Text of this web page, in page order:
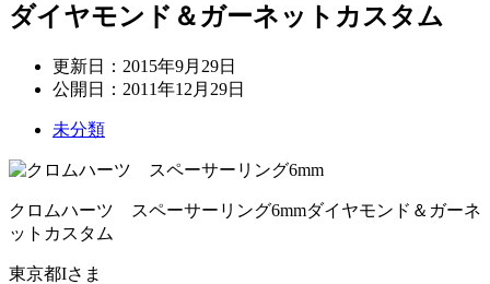
ダイヤモンド＆ガーネットカスタム
更新日： 2015年9月29日
公開日： 2011年12月29日
未分類
クロムハーツ スペーサーリング6mmダイヤモンド＆ガーネ
ットカスタム
東京都Iさま